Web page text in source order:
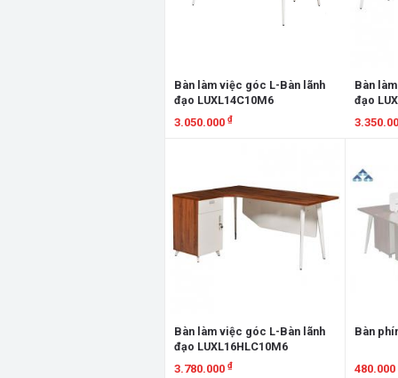
Bàn làm việc góc L-Bàn lãnh
đạo LUXL14C10M6
3.050.000 ₫
Bàn
đạo
Bàn làm việc góc L-Bàn lãnh
đạo LUXL16HLC10M6
3.780.000 ₫
Bàn
480.000